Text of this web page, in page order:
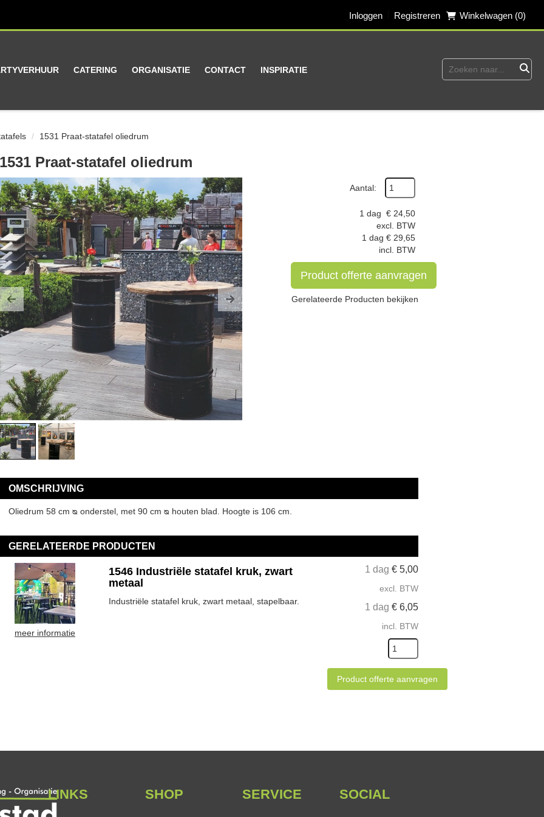
Inloggen Registreren Winkelwagen (0)
CATERING ORGANISATIE CONTACT INSPIRATIE
1531 Praat-statafel oliedrum
1531 Praat-statafel oliedrum
Previous Next
Aantal:
1 dag € 24,50
excl. BTW
1 dag € 29,65
incl. BTW
Product offerte aanvragen
Gerelateerde Producten bekijken
OMSCHRIJVING
Oliedrum 58 cm ᴓ onderstel, met 90 cm ᴓ houten blad. Hoogte is 106 cm.
GERELATEERDE PRODUCTEN
meer informatie
1 dag € 5,00
excl. BTW
1 dag € 6,05
incl. BTW
Product offerte aanvragen
1546 Industriële statafel kruk, zwart
metaal
Industriële statafel kruk, zwart metaal, stapelbaar.
LINKS SHOP SERVICE SOCIAL